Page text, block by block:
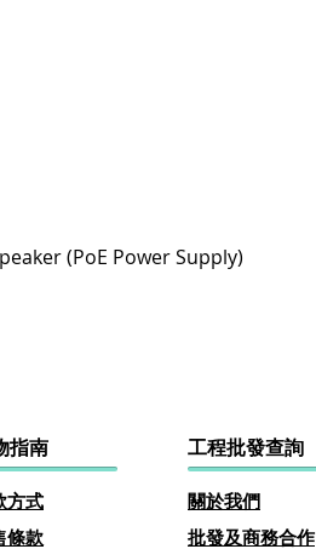
快速瀏覽
(PoE Power Supply)
指南 ​工程批發查詢
方式
條款
關於我們
批發及商務​合作